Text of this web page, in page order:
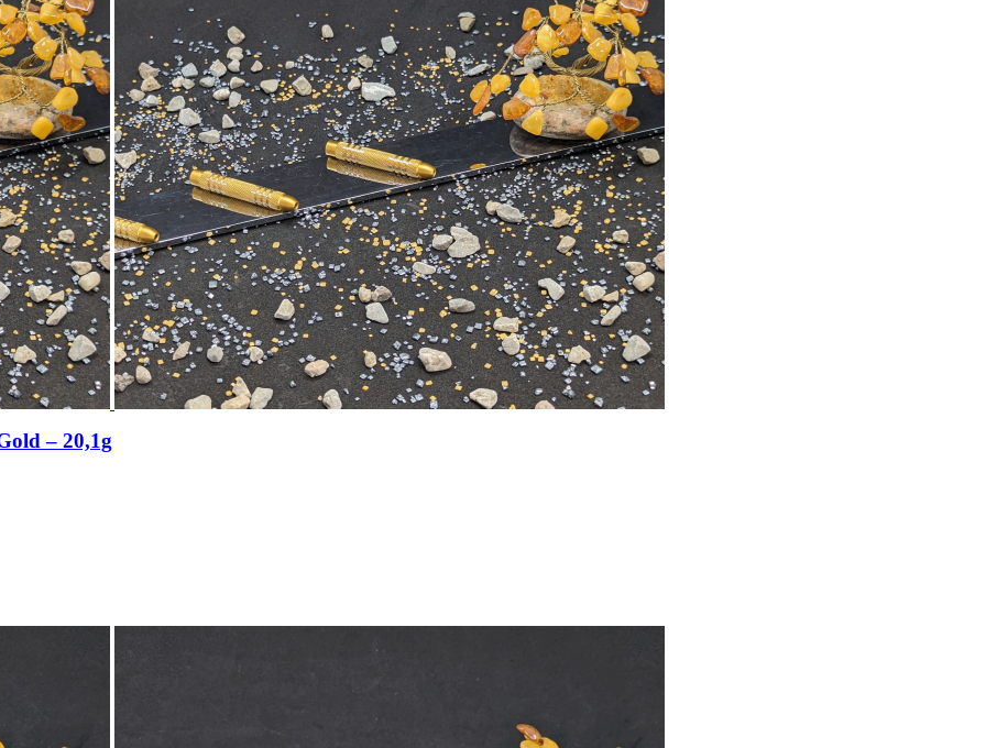
– 20,1g